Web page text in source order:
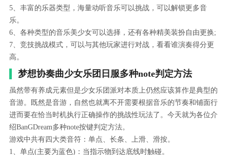
5、丰富的乐器类型，海量动听音乐可以挑战，可以解锁更多音
乐。
6、各种类型的音乐美少女可以选择，还有各种精美装扮自由更换;
7、竞技挑战模式，可以与其他玩家进行对战，看看谁演奏得分更
高。
梦想协奏曲少女乐团日服多种note判定方法
虽然带有养成元素但是少女乐团派对本质上仍然应该算作是典型的
音游。既然是音游，自然也就离不开需要根据音乐的节奏和铺面行
进而要在恰当时机执行正确操作的挑战性玩法了。今天就为各位介
绍BanGDream多种note按键判定方法。
游戏中共有四大类音符：单点、长条、上滑、滑按。
1、单点(主要为蓝色)：当指示物到达底线时触碰。